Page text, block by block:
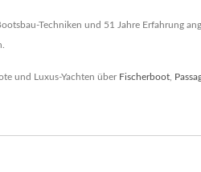
Techniken und 51 Jahre Erfahrung
und Luxus-Yachten über Fischerboot